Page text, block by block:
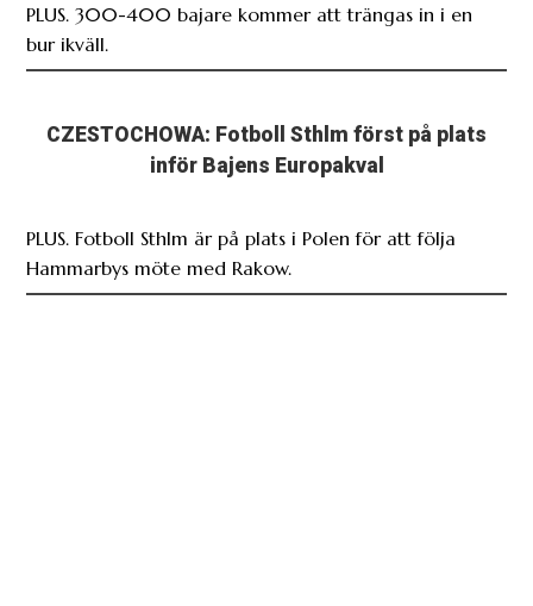
PLUS. 300-400 bajare kommer att trängas in i en
bur ikväll.
CZESTOCHOWA: Fotboll Sthlm först på plats
inför Bajens Europakval
PLUS. Fotboll Sthlm är på plats i Polen för att följa
Hammarbys möte med Rakow.